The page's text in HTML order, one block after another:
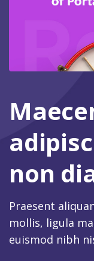
non
Praesent
mollis, ligula
euismod nibh